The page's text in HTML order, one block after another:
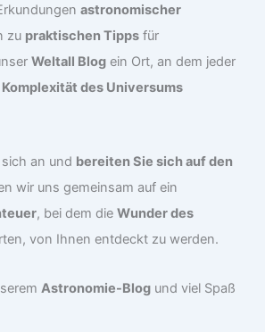
astronomischer
zu praktischen Tipps für
Weltall Blog ein Ort, an dem jeder
des Universums
an und bereiten Sie sich auf den
wir uns gemeinsam auf ein
, bei dem dieWunder des
von Ihnen entdeckt zu werden.
Astronomie-Blog und viel Spaß